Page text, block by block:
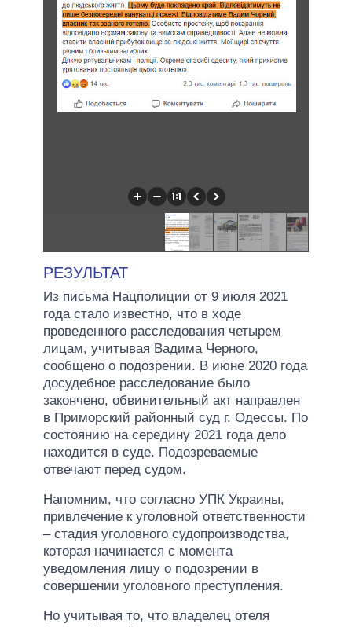
РЕЗУЛЬТАТ
Из письма Нацполиции от 9 июля 2021
года стало известно, что в ходе
проведенного расследования четырем
лицам, учитывая Вадима Черного,
сообщено о подозрении. В июне 2020 года
досудебное расследование было
закончено, обвинительный акт направлен
в Приморский районный суд г. Одессы. По
состоянию на середину 2021 года дело
находится в суде. Подозреваемые
отвечают перед судом.
Напомним, что согласно УПК Украины,
привлечение к уголовной ответственности
– стадия уголовного судопроизводства,
которая начинается с момента
уведомления лицу о подозрении в
совершении уголовного преступления.
Но учитывая то, что владелец отеля